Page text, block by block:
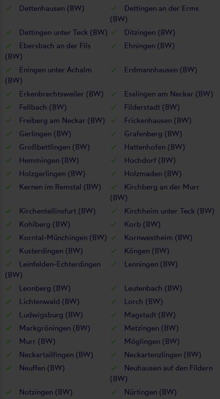
Dettenhausen (BW)
Dettingen an der Erms
(BW)
Dettingen unter Teck (BW)
Ditzingen (BW)
Ebersbach an der Fils
(BW)
Ehningen (BW)
Eningen unter Achalm
(BW)
Erdmannhausen (BW)
Erkenbrechtsweiler (BW)
Esslingen am Neckar (BW)
Fellbach (BW)
Filderstadt (BW)
Freiberg am Neckar (BW)
Frickenhausen (BW)
Gerlingen (BW)
Grafenberg (BW)
Großbettlingen (BW)
Hattenhofen (BW)
Hemmingen (BW)
Hochdorf (BW)
Holzgerlingen (BW)
Holzmaden (BW)
Kernen im Remstal (BW)
Kirchberg an der Murr
(BW)
Kirchentellinsfurt (BW)
Kirchheim unter Teck (BW)
Kohlberg (BW)
Korb (BW)
Korntal-Münchingen (BW)
Kornwestheim (BW)
Kusterdingen (BW)
Köngen (BW)
Leinfelden-Echterdingen
(BW)
Lenningen (BW)
Leonberg (BW)
Leutenbach (BW)
Lichtenwald (BW)
Lorch (BW)
Ludwigsburg (BW)
Magstadt (BW)
Markgröningen (BW)
Metzingen (BW)
Murr (BW)
Möglingen (BW)
Neckartailfingen (BW)
Neckartenzlingen (BW)
Neuffen (BW)
Neuhausen auf den Fildern
(BW)
Notzingen (BW)
Nürtingen (BW)